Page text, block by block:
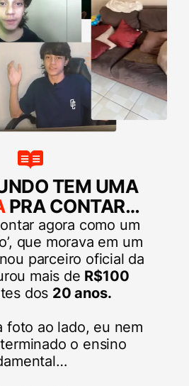
TEM UMA
PRA CONTAR…
agora como um
que morava em um
parceiro oficial da
mais de R$100
dos 20 anos.
foto ao lado, eu nem
o ensino